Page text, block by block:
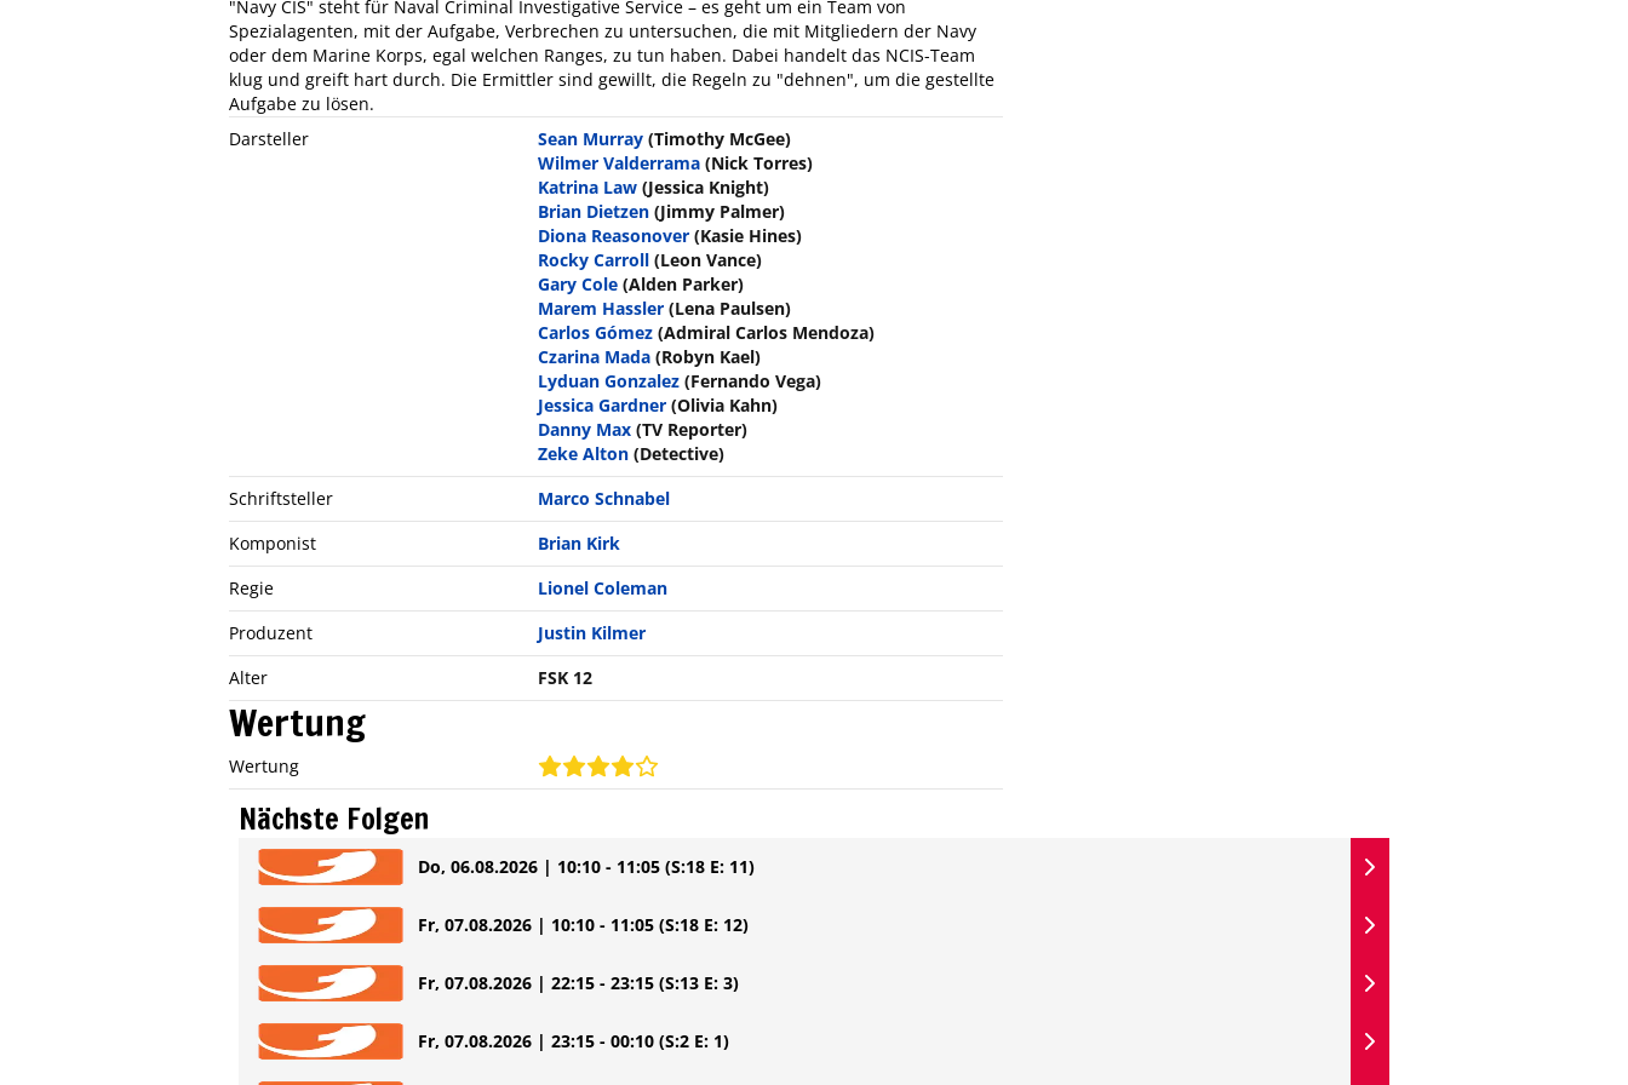
"Navy CIS" steht für Naval Criminal Investigative Service – es geht um ein Team von
Spezialagenten, mit der Aufgabe, Verbrechen zu untersuchen, die mit Mitgliedern der Navy
oder dem Marine Korps, egal welchen Ranges, zu tun haben. Dabei handelt das NCIS-Team
klug und greift hart durch. Die Ermittler sind gewillt, die Regeln zu "dehnen", um die gestellte
Aufgabe zu lösen.
Darsteller
Sean Murray (Timothy McGee)
Wilmer Valderrama (Nick Torres)
Katrina Law (Jessica Knight)
Brian Dietzen (Jimmy Palmer)
Diona Reasonover (Kasie Hines)
Rocky Carroll (Leon Vance)
Gary Cole (Alden Parker)
Marem Hassler (Lena Paulsen)
Carlos Gómez (Admiral Carlos Mendoza)
Czarina Mada (Robyn Kael)
Lyduan Gonzalez (Fernando Vega)
Jessica Gardner (Olivia Kahn)
Danny Max (TV Reporter)
Zeke Alton (Detective)
Schriftsteller
Marco Schnabel
Komponist
Brian Kirk
Regie
Lionel Coleman
Produzent
Justin Kilmer
Alter
FSK 12
Wertung
Wertung
Nächste Folgen
Do, 06.08.2026 | 10:10 - 11:05 (S:18 E: 11)
Fr, 07.08.2026 | 10:10 - 11:05 (S:18 E: 12)
Fr, 07.08.2026 | 22:15 - 23:15 (S:13 E: 3)
Fr, 07.08.2026 | 23:15 - 00:10 (S:2 E: 1)